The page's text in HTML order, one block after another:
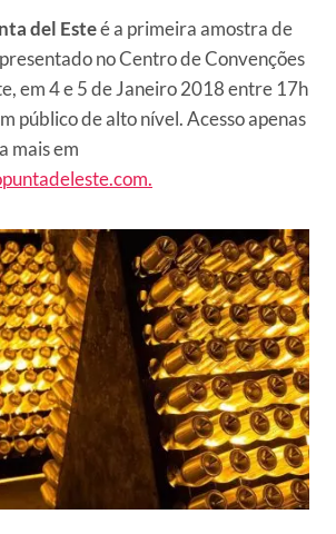
del Esteé a primeira amostra de
no Centro de Convenções
em 4 e 5 de Janeiro 2018 entre 17h
público de alto nível. Acesso apenas
mais em